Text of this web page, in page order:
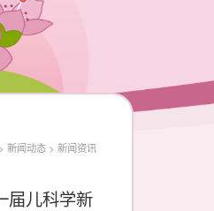
>新闻动态 >新闻资讯
届儿科学新